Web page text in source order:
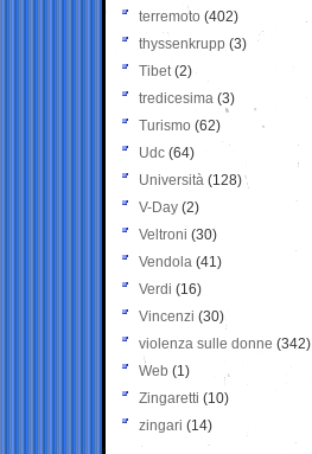
terremoto (402)
thyssenkrupp (3)
Tibet(2)
tredicesima (3)
Turismo (62)
Udc (64)
Università (128)
V-Day (2)
Veltroni (30)
Vendola (41)
Verdi (16)
Vincenzi (30)
violenza sulle donne (342)
Web (1)
Zingaretti (10)
zingari (14)